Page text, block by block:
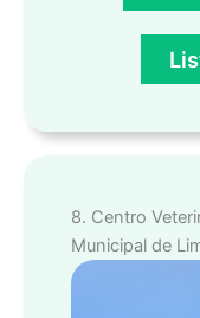
8. Centro
Municipal de